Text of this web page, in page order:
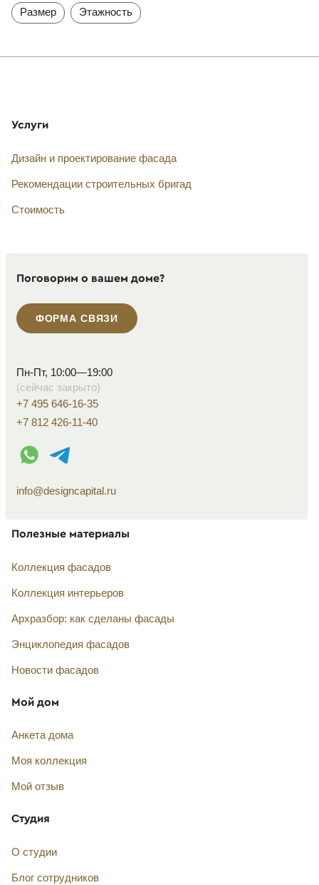
Размер Этажность
Услуги
Дизайн и проектирование фасада
Рекомендации строительных бригад
Стоимость
Поговорим о вашем доме?
ФОРМА СВЯЗИ
Пн-Пт, 10:00—19:00
(сейчас закрыто)
+7 495 646-16-35
+7 812 426-11-40
WhatsApp контакт
Telegram контакт
info@designcapital.ru
Полезные материалы
Коллекция фасадов
Коллекция интерьеров
Архразбор: как сделаны фасады
Энциклопедия фасадов
Новости фасадов
Мой дом
Анкета дома
Моя коллекция
Мой отзыв
Студия
О студии
Блог сотрудников